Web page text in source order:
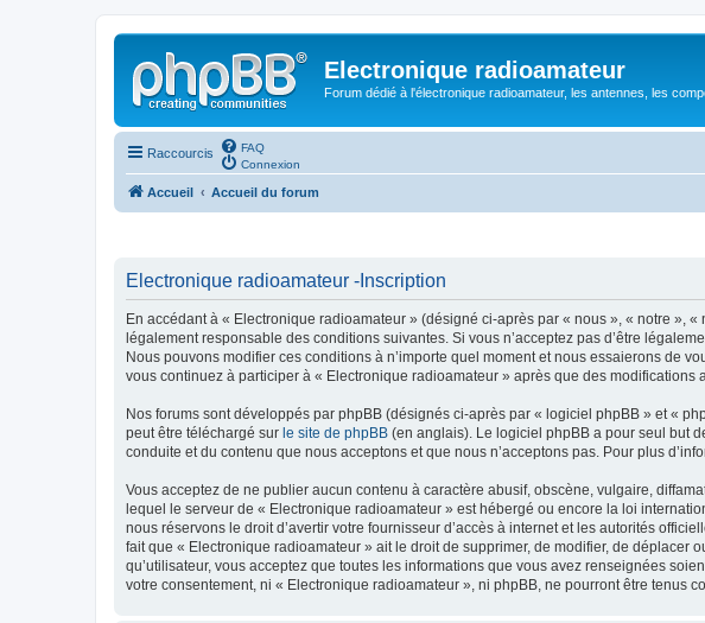
Electronique radioamateur
Forum dédié à l'électronique radioamateur, les antennes, les
Raccourcis
FAQ
Connexion
Accueil Accueil du forum
Electronique radioamateur -Inscription
En accédant à « Electronique radioamateur » (désigné ci-après par « nous », « notre »,
légalement responsable des conditions suivantes. Si vous n’acceptez pas d’être
Nous pouvons modifier ces conditions à n’importe quel moment et nous essaierons de
vous continuez à participer à « Electronique radioamateur » après que des
Nos forums sont développés par phpBB (désignés ci-après par « logiciel phpBB » et «
peut être téléchargé sur le site de phpBB (en anglais). Le logiciel phpBB a pour seul but
conduite et du contenu que nous acceptons et que nous n’acceptons pas. Pour plus
Vous acceptez de ne publier aucun contenu à caractère abusif, obscène, vulgaire,
lequel le serveur de « Electronique radioamateur » est hébergé ou encore la loi
nous réservons le droit d’avertir votre fournisseur d’accès à internet et les autorités
fait que « Electronique radioamateur » ait le droit de supprimer, de modifier, de déplacer
qu’utilisateur, vous acceptez que toutes les informations que vous avez renseignées
votre consentement, ni « Electronique radioamateur », ni phpBB, ne pourront être tenus